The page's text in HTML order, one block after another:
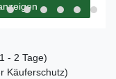
- 2 Tage)
Käuferschutz)